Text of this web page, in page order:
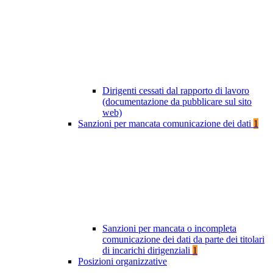
Dirigenti cessati dal rapporto di lavoro
(documentazione da pubblicare sul sito
web)
Sanzioni per mancata comunicazione dei dati 1
Sanzioni per mancata o incompleta
comunicazione dei dati da parte dei titolari
di incarichi dirigenziali 1
Posizioni organizzative